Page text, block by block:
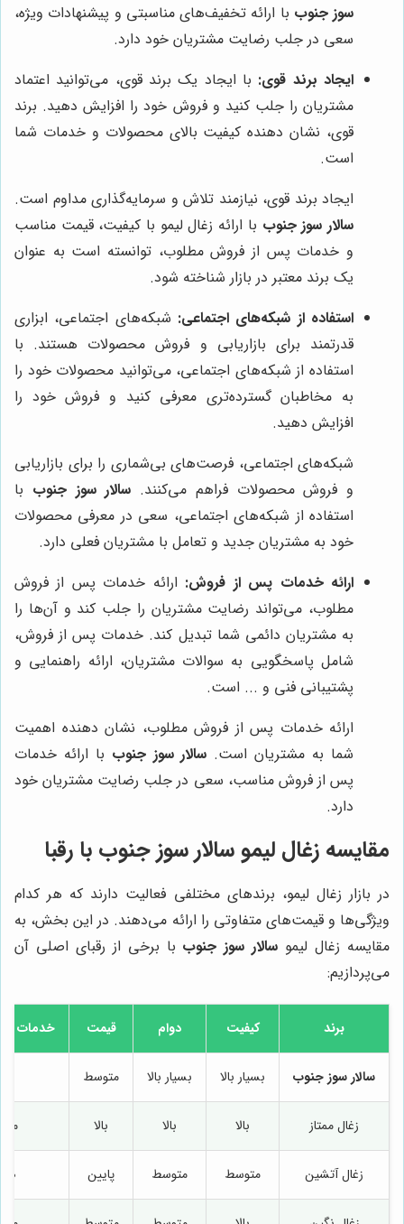
سوز جنوب با ارائه تخفیف‌های مناسبتی و پیشنهادات ویژه،
سعی در جلب رضایت مشتریان خود دارد.
ایجاد برند قوی: با ایجاد یک برند قوی، می‌توانید اعتماد
مشتریان را جلب کنید و فروش خود را افزایش دهید. برند
قوی، نشان دهنده کیفیت بالای محصولات و خدمات شما
است.
ایجاد برند قوی، نیازمند تلاش و سرمایه‌گذاری مداوم است.
سالار سوز جنوب با ارائه زغال لیمو با کیفیت، قیمت مناسب
و خدمات پس از فروش مطلوب، توانسته است به عنوان
یک برند معتبر در بازار شناخته شود.
استفاده از شبکه‌های اجتماعی: شبکه‌های اجتماعی، ابزاری
قدرتمند برای بازاریابی و فروش محصولات هستند. با
استفاده از شبکه‌های اجتماعی، می‌توانید محصولات خود را
به مخاطبان گسترده‌تری معرفی کنید و فروش خود را
افزایش دهید.
شبکه‌های اجتماعی، فرصت‌های بی‌شماری را برای بازاریابی
و فروش محصولات فراهم می‌کنند. سالار سوز جنوب با
استفاده از شبکه‌های اجتماعی، سعی در معرفی محصولات
خود به مشتریان جدید و تعامل با مشتریان فعلی دارد.
ارائه خدمات پس از فروش: ارائه خدمات پس از فروش
مطلوب، می‌تواند رضایت مشتریان را جلب کند و آن‌ها را
به مشتریان دائمی شما تبدیل کند. خدمات پس از فروش،
شامل پاسخگویی به سوالات مشتریان، ارائه راهنمایی و
پشتیبانی فنی و ... است.
ارائه خدمات پس از فروش مطلوب، نشان دهنده اهمیت
شما به مشتریان است. سالار سوز جنوب با ارائه خدمات
پس از فروش مناسب، سعی در جلب رضایت مشتریان خود
دارد.
مقایسه زغال لیمو سالار سوز جنوب با رقبا
در بازار زغال لیمو، برندهای مختلفی فعالیت دارند که هر کدام
ویژگی‌ها و قیمت‌های متفاوتی را ارائه می‌دهند. در این بخش، به
مقایسه زغال لیمو سالار سوز جنوب با برخی از رقبای اصلی آن
می‌پردازیم:
برند کیفیت دوام قیمت خدمات
سالار سوز جنوب بسیار بالا بسیار بالا متوسط
زغال ممتاز بالا بالا بالا
زغال آتشین متوسط متوسط پایین